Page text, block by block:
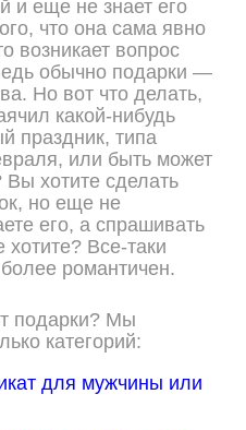
и еще не знает его
что она сама явно
возникает вопрос
обычно подарки —
Но вот что делать,
какой-нибудь
праздник, типа
или быть может
хотите сделать
но еще не
его, а спрашивать
Все-таки
романтичен.
подарки? Мы
категорий: